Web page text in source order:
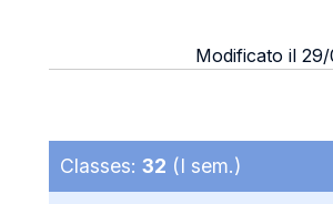
Modificato il
Classes: 32 (I sem.)